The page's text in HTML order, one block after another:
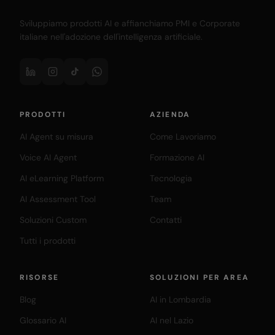
Sviluppiamo prodotti AI e affianchiamo PMI e Corporate
italiane nell'adozione dell'intelligenza artificiale.
PRODOTTI
AI Agent su misura
Voice AI Agent
AI eLearning Platform
AI Assessment Tool
Soluzioni Custom
Tutti i prodotti
AZIENDA
Come Lavoriamo
Formazione AI
Tecnologia
Team
Contatti
RISORSE
Blog
Glossario AI
SOLUZIONI PER AREA
AI in Lombardia
AI nel Lazio